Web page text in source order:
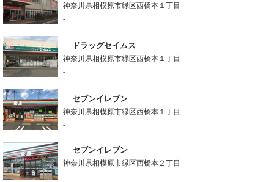
神奈川県相模原市緑区西橋本１丁目
-
ドラッグセイムス
神奈川県相模原市緑区西橋本１丁目
-
セブンイレブン
神奈川県相模原市緑区西橋本１丁目
-
セブンイレブン
神奈川県相模原市緑区西橋本２丁目
-